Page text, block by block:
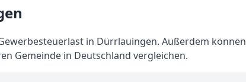
in Dürrlauingen. Außerdem können
Gemeinde in Deutschland vergleichen.